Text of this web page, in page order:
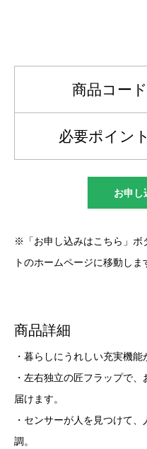
商品コード
必要ポイン
お申し
※「お申し込みはこちら」ボ
トのホームページに移動しま
商品詳細
・暮らしにうれしい充実機
・左右独立の匠フラップで
届けます。
・センサーが人を見つけて
調。